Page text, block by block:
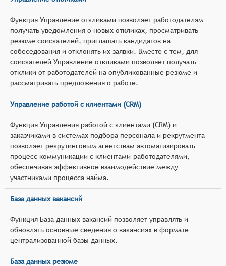
Функция Управление откликами позволяет работодателям
получать уведомления о новых откликах, просматривать
резюме соискателей, приглашать кандидатов на
собеседования и отклонять их заявки. Вместе с тем, для
соискателей Управление откликами позволяет получать
отклики от работодателей на опубликованные резюме и
рассматривать предложения о работе.
Управление работой с клиентами (CRM)
Функция Управления работой с клиентами (CRM) и
заказчиками в системах подбора персонала и рекрутмента
позволяет рекрутинговым агентствам автоматизировать
процесс коммуникации с клиентами-работодателями,
обеспечивая эффективное взаимодействие между
участниками процесса найма.
База данных вакансий
Функция База данных вакансий позволяет управлять и
обновлять основные сведения о вакансиях в формате
централизованной базы данных.
База данных резюме